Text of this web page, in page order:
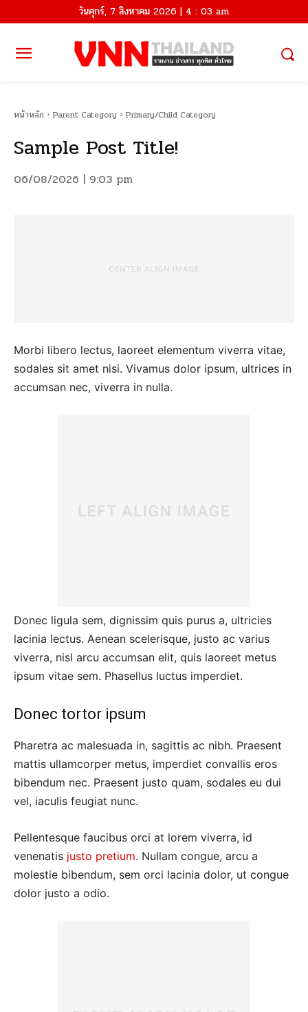
วันศุกร์, 7 สิงหาคม 2026 | 4 : 03 am
หน้าหลัก Parent Category Primary/Child Category
Sample Post Title!
06/08/2026 | 9:03 pm
Morbi libero lectus, laoreet elementum viverra vitae,
sodales sit amet nisi. Vivamus dolor ipsum, ultrices in
accumsan nec, viverra in nulla.
Donec ligula sem, dignissim quis purus a, ultricies
lacinia lectus. Aenean scelerisque, justo ac varius
viverra, nisl arcu accumsan elit, quis laoreet metus
ipsum vitae sem. Phasellus luctus imperdiet.
Donec tortor ipsum
Pharetra ac malesuada in, sagittis ac nibh. Praesent
mattis ullamcorper metus, imperdiet convallis eros
bibendum nec. Praesent justo quam, sodales eu dui
vel, iaculis feugiat nunc.
Pellentesque faucibus orci at lorem viverra, id
venenatis justo pretium. Nullam congue, arcu a
molestie bibendum, sem orci lacinia dolor, ut congue
dolor justo a odio.